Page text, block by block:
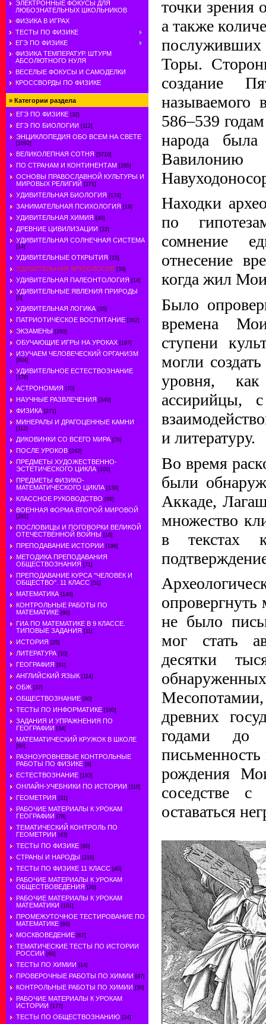
ЭЛЕКТРОННЫЕ ФОКУСЫ ДЛЯ
ЛЮБОЗНАТЕЛЬНЫХ ШКОЛЬНИКОВ
ФИЗИКА В ИГРАХ
ТЕСТЫ ПО ФИЗИКЕ
ЕГЭ ПО ФИЗИКЕ
ФИЗИКА ТЕМПЕРАТУР. ШТУРМ
АБСОЛЮТНОГО НУЛЯ
ВЕСЕЛЫЕ ФОКУСЫ И САМОДЕЛКИ
КРОССВОРДЫ ПО ФИЗИКЕ
» Категории раздела
ЕГЭ ПО ФИЗИКЕ [32]
ЕГЭ ПО БИОЛОГИИ [112]
ЭНЦИКЛОПЕДИЯ ОБО ВСЕМ НА СВЕТЕ
[1692]
ВЕЛИКОЛЕПНАЯ СОТНЯ [5710]
ПО СТРАНАМ И КОНТИНЕНТАМ [265]
ОСНОВЫ ПРАВОСЛАВНОЙ КУЛЬТУРЫ И
МИРОВЫХ РЕЛИГИЙ [271]
УДИВИТЕЛЬНАЯ БИОЛОГИЯ [174]
ЗАНИМАТЕЛЬНАЯ ПСИХОЛОГИЯ [19]
УДИВИТЕЛЬНАЯ ХИМИЯ [40]
ДРЕВНИЕ ЦИВИЛИЗАЦИИ [22]
УДИВИТЕЛЬНАЯ СОЛНЕЧНАЯ СИСТЕМА
[14]
УДИВИТЕЛЬНЫЕ ОТКРЫТИЯ [15]
УДИВИТЕЛЬНАЯ АРХЕОЛОГИЯ [39]
УДИВИТЕЛЬНАЯ ПАЛЕОНТОЛОГИЯ [14]
УДИВИТЕЛЬНЫЕ ЯВЛЕНИЯ ПРИРОДЫ
[0]
УДИВИТЕЛЬНАЯ ЛОГИКА [35]
ПАТРИОТИЧЕСКОЕ ВОСПИТАНИЕ [362]
ЭКЗАМЕНЫ [260]
ОБУЧАЮЩИЕ ИГРЫ НА УРОКАХ [197]
ИЗУЧАЕМ ЧЕЛОВЕЧЕСКИЙ ОРГАНИЗМ
[604]
УДИВИТЕЛЬНОЕ ЕСТЕСТВОЗНАНИЕ
[178]
АСТРОНОМИЯ [70]
НАУЧНЫЕ РАЗВЛЕЧЕНИЯ [349]
ФИЗИКА [271]
МИНЕРАЛЫ И ДРАГОЦЕННЫЕ КАМНИ
[112]
ДИКОВИНКИ СО ВСЕГО МИРА [78]
ПОСЛЕ УРОКОВ [242]
ПРЕДМЕТЫ ХУДОЖЕСТВЕННО-
ЭСТЕТИЧЕСКОГО ЦИКЛА [100]
ПРЕДМЕТЫ ФИЗИКО-
МАТЕМАТИЧЕСКОГО ЦИКЛА [139]
КЛАССНОЕ РУКОВОДСТВО [88]
ВОЕННАЯ ФОРМА ВТОРОЙ МИРОВОЙ
[281]
ПОСЛОВИЦЫ И ПОГОВОРКИ ВЕЛИКОЙ
ОТЕЧЕСТВЕННОЙ ВОЙНЫ [18]
ПРЕПОДАВАНИЕ ИСТОРИИ [196]
МЕТОДИКА ПРЕПОДАВАНИЯ
ОБЩЕСТВОЗНАНИЯ [71]
ПРЕПОДАВАНИЕ КУРСА "ЧЕЛОВЕК И
ОБЩЕСТВО". 11 КЛАСС [51]
МАТЕМАТИКА [140]
КОНТРОЛЬНЫЕ РАБОТЫ ПО
МАТЕМАТИКЕ [90]
ГИА ПО МАТЕМАТИКЕ В 9 КЛАССЕ.
ТИПОВЫЕ ЗАДАНИЯ [11]
ИСТОРИЯ [25]
ЛИТЕРАТУРА [10]
ГЕОГРАФИЯ [91]
АНГЛИЙСКИЙ ЯЗЫК [114]
ОБЖ [37]
ОБЩЕСТВОЗНАНИЕ [80]
ТЕСТЫ ПО ИНФОРМАТИКЕ [100]
ЗАДАНИЯ И УПРАЖНЕНИЯ ПО
ГЕОГРАФИИ [34]
МАТЕМАТИЧЕСКИЙ КРУЖОК В ШКОЛЕ
[60]
РАЗНОУРОВНЕВЫЕ КОНТРОЛЬНЫЕ
РАБОТЫ ПО ФИЗИКЕ [9]
ЕСТЕСТВОЗНАНИЕ [193]
ОНЛАЙН-УЧЕБНИКИ ПО ИСТОРИИ [110]
ГЕОМЕТРИЯ [31]
РАБОЧИЕ МАТЕРИАЛЫ К УРОКАМ
ГЕОГРАФИИ [78]
ТЕМАТИЧЕСКИЙ КОНТРОЛЬ ПО
ГЕОМЕТРИИ [43]
ТЕСТЫ ПО ФИЗИКЕ [80]
СТРАНЫ И НАРОДЫ [216]
ТЕСТЫ ПО ФИЗИКЕ 11 КЛАСС [40]
РАБОЧИЕ МАТЕРИАЛЫ К УРОКАМ
ОБЩЕСТВОВЕДЕНИЯ [26]
РАБОЧИЕ МАТЕРИАЛЫ К УРОКАМ
МАТЕМАТИКИ [101]
ПРОМЕЖУТОЧНОЕ ТЕСТИРОВАНИЕ ПО
МАТЕМАТИКЕ [60]
МОСКВОВЕДЕНИЕ [67]
ТЕМАТИЧЕСКИЕ ТЕСТЫ ПО ИСТОРИИ
РОССИИ [69]
ТЕСТЫ ПО ХИМИИ [14]
ПРОВЕРОЧНЫЕ РАБОТЫ ПО ХИМИИ [47]
КОНТРОЛЬНЫЕ РАБОТЫ ПО ХИМИИ [30]
РАБОЧИЕ МАТЕРИАЛЫ К УРОКАМ
ИСТОРИИ [177]
ТЕСТЫ ПО ОБЩЕСТВОЗНАНИЮ [24]
точки зрения
а также
Торы.
создание
называемого
586–539
народа была
Вавилонию
Находки
по
сомнение
отнесение
когда жил
Было
времена
ступени
могли
уровня,
ассирийцы,
и литературу.
Во время
были
Аккаде,
множество
в текстах
не было
мог стать
десятки
Месопотамии,
древних
годами
письменность
рождения
соседстве
оставаться